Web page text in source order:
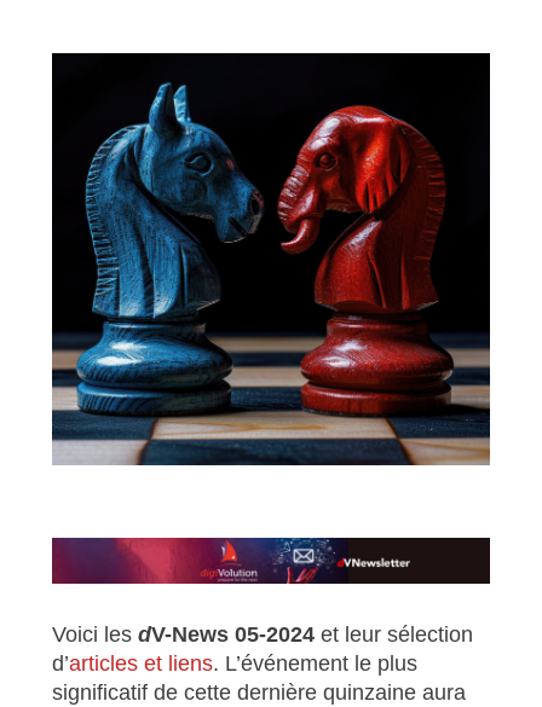
Voici les dV-News 05-2024et leur sélection
d’articles et liens. L’événement le plus
significatif de cette dernière quinzaine aura